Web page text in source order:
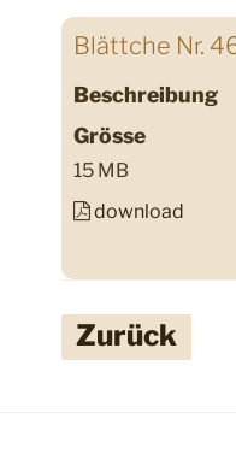
Blättche Nr.
Beschreibung
Grösse
15 MB
download
Zurück